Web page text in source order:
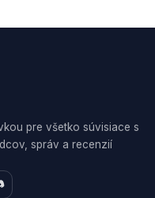
pre všetko súvisiace s
správ a recenzií